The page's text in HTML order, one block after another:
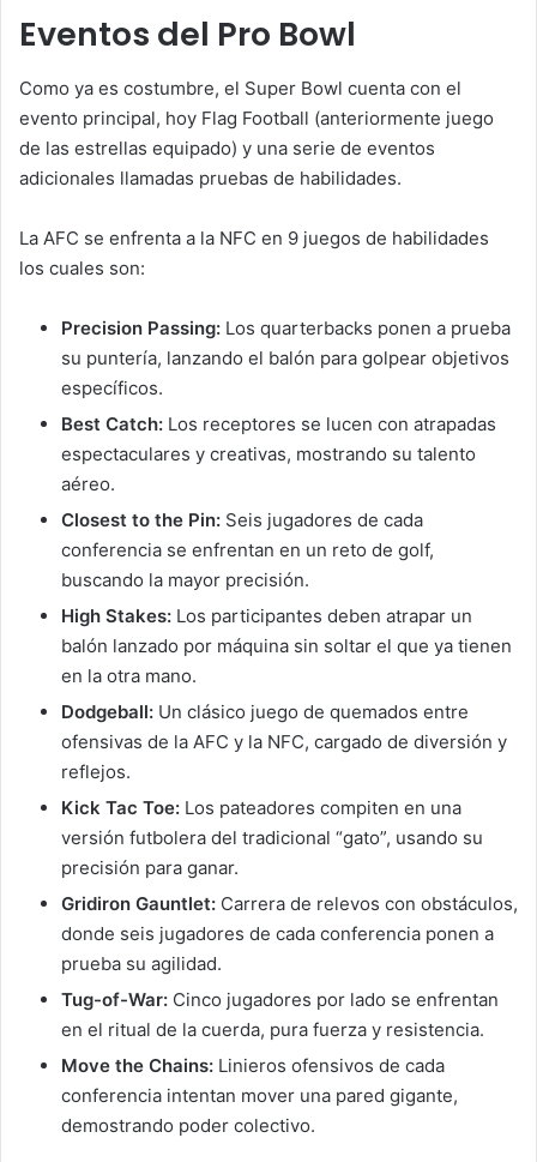
Eventos del Pro Bowl
Como ya es costumbre, el Super Bowl cuenta con el
evento principal, hoy Flag Football (anteriormente juego
de las estrellas equipado) y una serie de eventos
adicionales llamadas pruebas de habilidades.
La AFC se enfrenta a la NFC en 9 juegos de habilidades
los cuales son:
Precision Passing: Los quarterbacks ponen a prueba
su puntería, lanzando el balón para golpear objetivos
específicos.
Best Catch: Los receptores se lucen con atrapadas
espectaculares y creativas, mostrando su talento
aéreo.
Closest to the Pin: Seis jugadores de cada
conferencia se enfrentan en un reto de golf,
buscando la mayor precisión.
High Stakes: Los participantes deben atrapar un
balón lanzado por máquina sin soltar el que ya tienen
en la otra mano.
Dodgeball: Un clásico juego de quemados entre
ofensivas de la AFC y la NFC, cargado de diversión y
reflejos.
Kick Tac Toe: Los pateadores compiten en una
versión futbolera del tradicional “gato”, usando su
precisión para ganar.
Gridiron Gauntlet: Carrera de relevos con obstáculos,
donde seis jugadores de cada conferencia ponen a
prueba su agilidad.
Tug-of-War: Cinco jugadores por lado se enfrentan
en el ritual de la cuerda, pura fuerza y resistencia.
Move the Chains: Linieros ofensivos de cada
conferencia intentan mover una pared gigante,
demostrando poder colectivo.